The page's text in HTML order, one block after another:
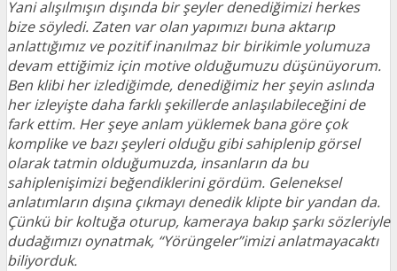
Yani alışılmışın dışında bir şeyler denediğimizi herkes
bize söyledi. Zaten var olan yapımızı buna aktarıp
anlattığımız ve pozitif inanılmaz bir birikimle yolumuza
devam ettiğimiz için motive olduğumuzu düşünüyorum.
Ben klibi her izlediğimde, denediğimiz her şeyin aslında
her izleyişte daha farklı şekillerde anlaşılabileceğini de
fark ettim. Her şeye anlam yüklemek bana göre çok
komplike ve bazı şeyleri olduğu gibi sahiplenip görsel
olarak tatmin olduğumuzda, insanların da bu
sahiplenişimizi beğendiklerini gördüm. Geleneksel
anlatımların dışına çıkmayı denedik klipte bir yandan da.
Çünkü bir koltuğa oturup, kameraya bakıp şarkı sözleriyle
dudağımızı oynatmak, “Yörüngeler”imizi anlatmayacaktı
biliyorduk.